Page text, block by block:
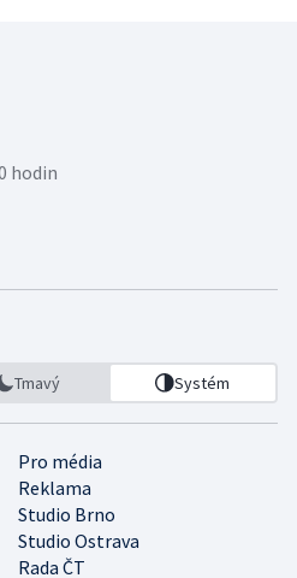
hodin
Tmavý Systém
Pro média
Reklama
Studio Brno
Studio Ostrava
Rada ČT